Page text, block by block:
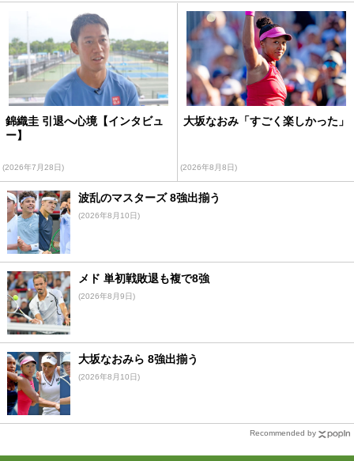
錦織圭 引退へ心境【インタビュ
ー】
(2026年7月28日)
大坂なおみ「すごく楽しかった」
(2026年8月8日)
波乱のマスターズ 8強出揃う
(2026年8月10日)
メド 単初戦敗退も複で8強
(2026年8月9日)
大坂なおみら 8強出揃う
(2026年8月10日)
Recommended by